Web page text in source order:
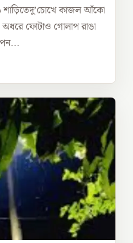
শাড়িতেদু’চোখে কাজল আঁকো
অধরে ফোটাও গোলাপ রাঙা